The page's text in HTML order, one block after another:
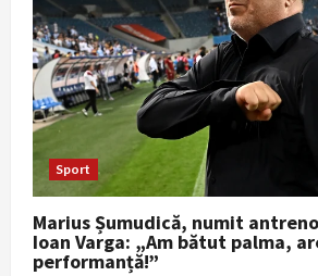
Sport
Marius Șumudică, numit
Ioan Varga: „Am bătut palma,
performanță!”